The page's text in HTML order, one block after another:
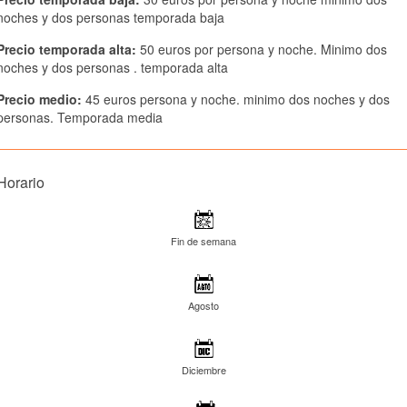
y dos personas temporada baja
temporada alta: 50 euros por persona y noche. Minimo dos
y dos personas . temporada alta
medio: 45 euros persona y noche. minimo dos noches y dos
Temporada media
Fin de semana
Agosto
Diciembre